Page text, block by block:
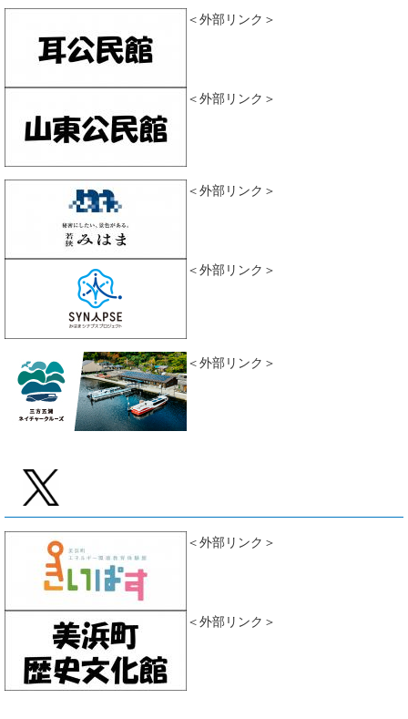
＜外部リンク＞
＜外部リンク＞
＜外部リンク＞
＜外部リンク＞
＜外部リンク＞
＜外部リンク＞
＜外部リンク＞